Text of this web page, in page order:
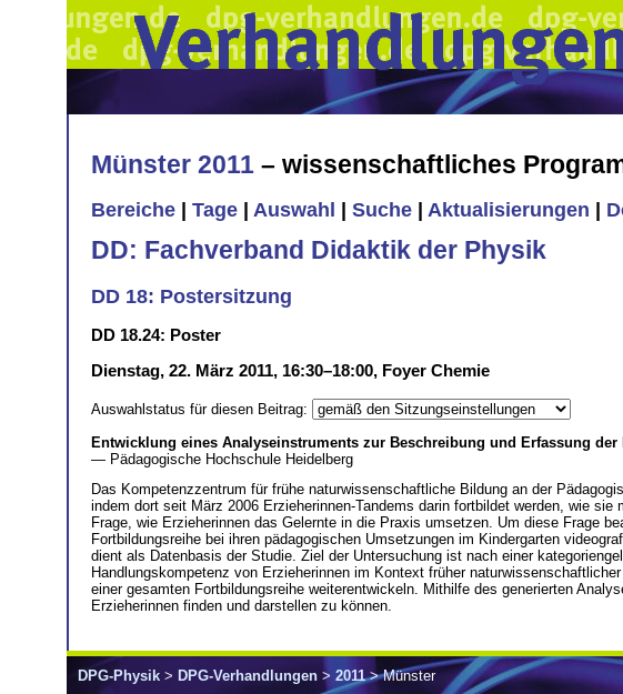
Münster 2011 – wissenschaftliches
Bereiche Tage Auswahl Suche Aktualisierungen
DD: Fachverband Didaktik der Physik
DD 18: Postersitzung
DD 18.24: Poster
Dienstag, 22. März 2011, 16:30–18:00, Foyer Chemie
Auswahlstatus für diesen Beitrag:
Entwicklung eines Analyseinstruments zur Beschreibung und Erfassung
— Pädagogische Hochschule Heidelberg
Das Kompetenzzentrum für frühe naturwissenschaftliche Bildung an der
indem dort seit März 2006 Erzieherinnen-Tandems darin fortbildet werden, wie
Frage, wie Erzieherinnen das Gelernte in die Praxis umsetzen. Um diese Frage
Fortbildungsreihe bei ihren pädagogischen Umsetzungen im Kindergarten
dient als Datenbasis der Studie. Ziel der Untersuchung ist nach einer
Handlungskompetenz von Erzieherinnen im Kontext früher
einer gesamten Fortbildungsreihe weiterentwickeln. Mithilfe des generierten
Erzieherinnen finden und darstellen zu können.
DPG-Physik > DPG-Verhandlungen > 2011> Münster